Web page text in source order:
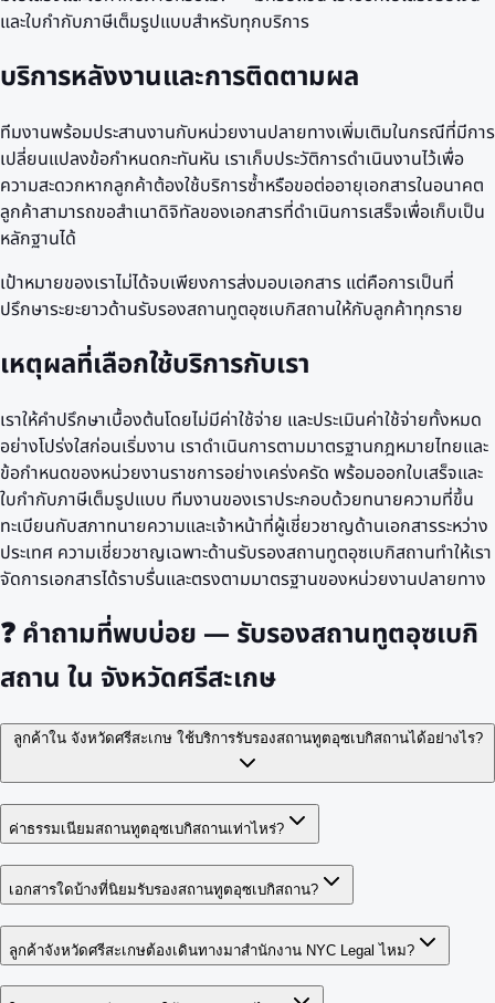
และใบกำกับภาษีเต็มรูปแบบสำหรับทุกบริการ
บริการหลังงานและการติดตามผล
ทีมงานพร้อมประสานงานกับหน่วยงานปลายทางเพิ่มเติมในกรณีที่มีการ
เปลี่ยนแปลงข้อกำหนดกะทันหัน เราเก็บประวัติการดำเนินงานไว้เพื่อ
ความสะดวกหากลูกค้าต้องใช้บริการซ้ำหรือขอต่ออายุเอกสารในอนาคต
ลูกค้าสามารถขอสำเนาดิจิทัลของเอกสารที่ดำเนินการเสร็จเพื่อเก็บเป็น
หลักฐานได้
เป้าหมายของเราไม่ได้จบเพียงการส่งมอบเอกสาร แต่คือการเป็นที่
ปรึกษาระยะยาวด้านรับรองสถานทูตอุซเบกิสถานให้กับลูกค้าทุกราย
เหตุผลที่เลือกใช้บริการกับเรา
เราให้คำปรึกษาเบื้องต้นโดยไม่มีค่าใช้จ่าย และประเมินค่าใช้จ่ายทั้งหมด
อย่างโปร่งใสก่อนเริ่มงาน เราดำเนินการตามมาตรฐานกฎหมายไทยและ
ข้อกำหนดของหน่วยงานราชการอย่างเคร่งครัด พร้อมออกใบเสร็จและ
ใบกำกับภาษีเต็มรูปแบบ ทีมงานของเราประกอบด้วยทนายความที่ขึ้น
ทะเบียนกับสภาทนายความและเจ้าหน้าที่ผู้เชี่ยวชาญด้านเอกสารระหว่าง
ประเทศ ความเชี่ยวชาญเฉพาะด้านรับรองสถานทูตอุซเบกิสถานทำให้เรา
จัดการเอกสารได้ราบรื่นและตรงตามมาตรฐานของหน่วยงานปลายทาง
❓คำถามที่พบบ่อย — รับรองสถานทูตอุซเบกิ
สถาน ใน จังหวัดศรีสะเกษ
ลูกค้าใน จังหวัดศรีสะเกษ ใช้บริการรับรองสถานทูตอุซเบกิสถานได้อย่างไร?
ค่าธรรมเนียมสถานทูตอุซเบกิสถานเท่าไหร่?
เอกสารใดบ้างที่นิยมรับรองสถานทูตอุซเบกิสถาน?
ลูกค้าจังหวัดศรีสะเกษต้องเดินทางมาสำนักงาน NYC Legal ไหม?